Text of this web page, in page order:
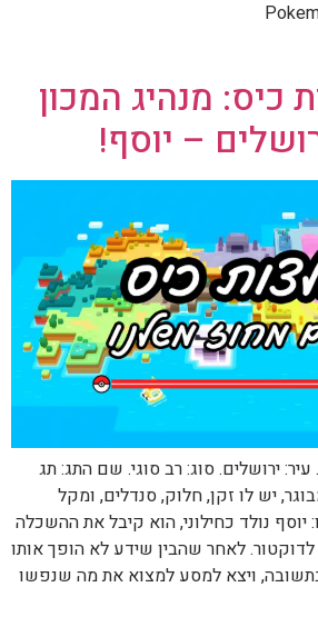
כיס: מנהיג המכון
– יוסף!
ירושלים. סוג: רב סוגי. שם התג: תג
יש לו זקן, חלוק, סנדלים, ומקל
יוסף נולד כחילוני, הוא קיבל את ההשכלה
לאחר שהבין שידע לא הופך אותו
ויצא למסע למצוא את מה שנפשו